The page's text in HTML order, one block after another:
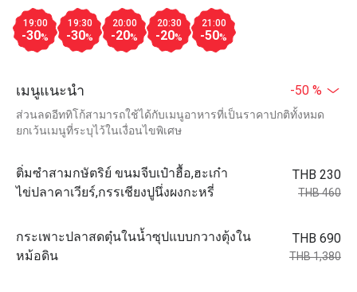
19:00
-30%
19:30
-30%
20:00
-20%
20:30
-20%
21:00
-50%
เมนูแนะนำ -50 %
ส่วนลดอีททิโก้สามารถใช้ได้กับเมนูอาหารที่เป็นราคาปกติทั้งหมด
ยกเว้นเมนูที่ระบุไว้ในเงื่อนไขพิเศษ
ติ่มซำสามกษัตริย์ ขนมจีบเป๋าฮื้อ,ฮะเก๋า
ไข่ปลาคาเวียร์,กรรเชียงปูนึ่งผงกะหรี่
THB 230
THB 460
กระเพาะปลาสดตุ๋นในน้ำซุปแบบกวางตุ้งใน
หม้อดิน
THB 690
THB 1,380